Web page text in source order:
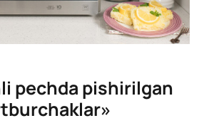
pechda pishirilgan